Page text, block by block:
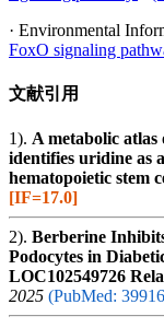
· Environmental
FoxO signaling
文献引用
1). A metabolic atlas
identifies uridine as
hematopoietic stem
[IF=17.0]
2). Berberine
Podocytes in
LOC102549726
2025 (PubMed: